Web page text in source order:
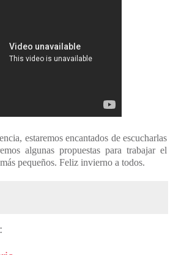
estaremos encantados de escucharlas
algunas propuestas para trabajar el
pequeños. Feliz invierno a todos.